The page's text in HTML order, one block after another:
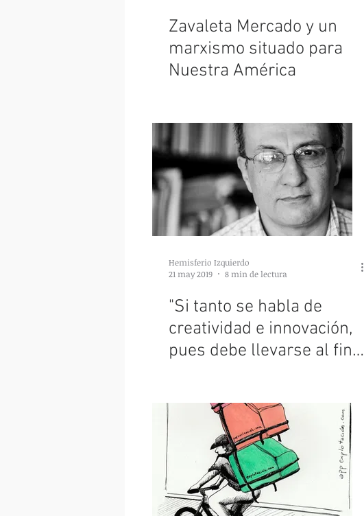
Zavaleta Mercado y un
marxismo situado para
Nuestra América
Hemisferio Izquierdo
21 may 2019
8 min de lectura
"Si tanto se habla de
creatividad e innovación,
pues debe llevarse al final